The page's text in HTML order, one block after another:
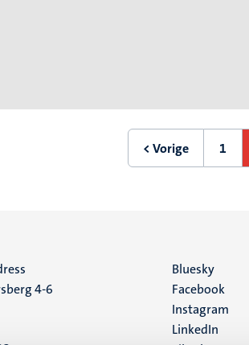
Vorige
< Vorige
Eerste
1
4-6
Social
media
Bluesky
Facebook
Instagram
LinkedIn